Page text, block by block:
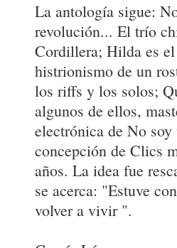
La antología sigue:
revolución... El trío
Cordillera; Hilda es
histrionismo de un
los riffs y los solos;
algunos de ellos,
electrónica de No
concepción de Clics
años. La idea fue
se acerca: "Estuve
volver a vivir ".